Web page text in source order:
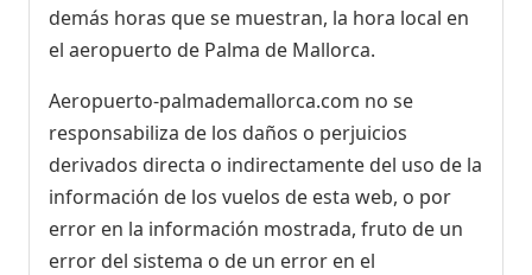
demás horas que se muestran, la hora local en
el aeropuerto de Palma de Mallorca.
Aeropuerto-palmademallorca.com no se
responsabiliza de los daños o perjuicios
derivados directa o indirectamente del uso de la
información de los vuelos de esta web, o por
error en la información mostrada, fruto de un
error del sistema o de un error en el